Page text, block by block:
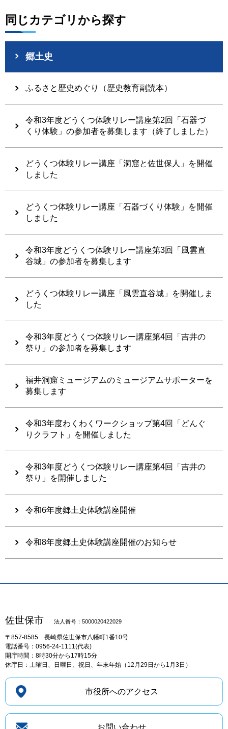
同じカテゴリから探す
郷土史
ふるさと歴史めぐり（歴史教育副読本）
令和3年度どうくつ体験リレー講座第2回「石器づ
くり体験」の参加者を募集します（終了しました）
どうくつ体験リレー講座「洞窟と佐世保人」を開催
しました
どうくつ体験リレー講座「石器づくり体験」を開催
しました
令和3年度どうくつ体験リレー講座第3回「風雲直
谷城」の参加者を募集します
どうくつ体験リレー講座「風雲直谷城」を開催しま
した
令和3年度どうくつ体験リレー講座第4回「吉井の
祭り」の参加者を募集します
福井洞窟ミュージアムのミュージアムサポーターを
募集します
令和3年度わくわくワークショップ第4回「どんぐ
りクラフト」を開催しました
令和3年度どうくつ体験リレー講座第4回「吉井の
祭り」を開催しました
令和6年度郷土史体験講座開催
令和8年度郷土史体験講座開催のお知らせ
佐世保市 法人番号：5000020422029
〒857-8585 長崎県佐世保市八幡町1番10号
電話番号：0956-24-1111(代表)
開庁時間：8時30分から17時15分
休庁日：土曜日、日曜日、祝日、年末年始（12月29日から1月3日）
市役所へのアクセス
お問い合わせ